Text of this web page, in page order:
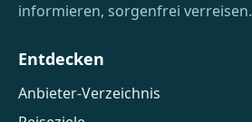
informieren, sorgenfrei verreisen.
Entdecken
Anbieter-Verzeichnis